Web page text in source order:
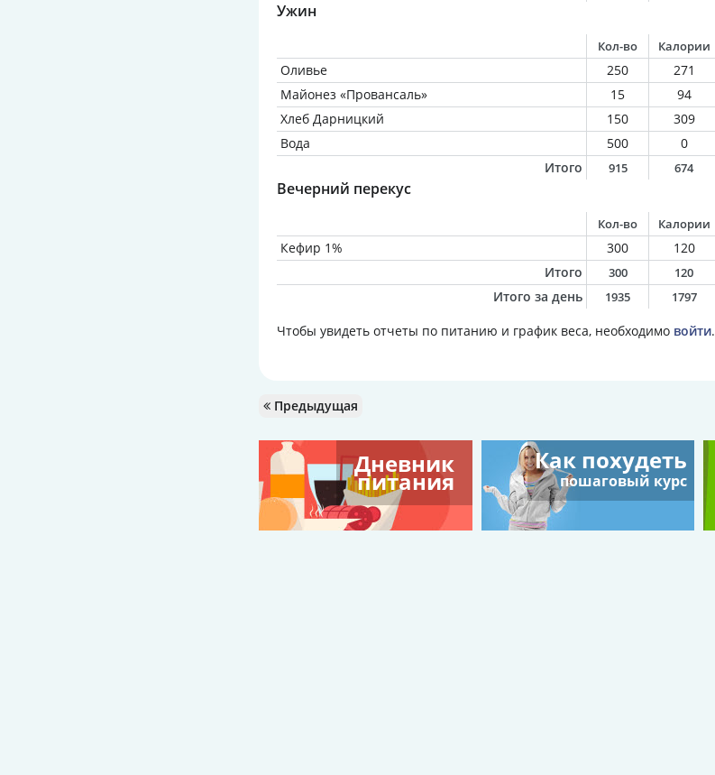
Ужин
Кол-во Калории
Оливье 250 271
Майонез «Провансаль»
15 94
Хлеб Дарницкий
150 309
Вода
500 0
Итого
915 674
Вечерний перекус
Кол-во Калории
Кефир 1% 300 120
Итого
300 120
Итого за день 1935 1797
Чтобы увидеть отчеты по питанию и график веса, необходимо войти.
Предыдущая
Дневник
питания
Как похудеть
пошаговый курс